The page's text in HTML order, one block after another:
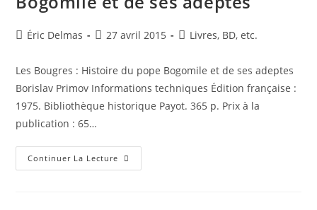
Auteur/autrice
la
publication :
Éric Delmas
Publication
27 avril 2015
PostLivres, BD, etc.
Les Bougres : Histoire du pope Bogomile et de ses adeptes
Borislav Primov Informations techniques Édition française :
1975. Bibliothèque historique Payot. 365 p. Prix à la
publication : 65…
Continuer La Lecture Les
Bougres